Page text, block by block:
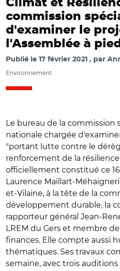
Climat et
commission
d'examiner le
l'Assemblée à
Publié le 17 février 2021 par
Environnement
Le bureau de la commission
nationale chargée
"portant lutte contre le
renforcement de la
officiellement constitué ce
Laurence Maillart-
et-Vilaine, à la tête de la
développement durable, la
rapporteur général Jean-
LREM du Gers et membre
finances. Elle compte aussi
thématiques. Ses travaux
semaine, avec trois